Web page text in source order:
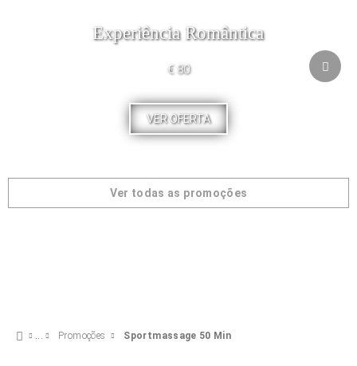
Experiência Romântica
€ 80
VER OFERTA
Ver todas as promoções
Promoções Sportmassage 50 Min